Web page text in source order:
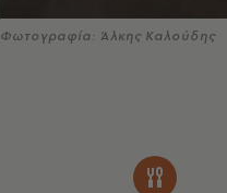
Φωτογραφία: Άλκης Καλούδης